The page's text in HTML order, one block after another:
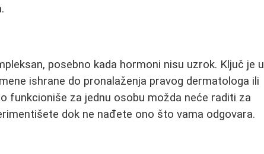
posebno kada hormoni nisu uzrok. Ključ je u
ishrane do pronalaženja pravog dermatologa ili
funkcioniše za jednu osobu možda neće raditi za
dok ne nađete ono što vama odgovara.